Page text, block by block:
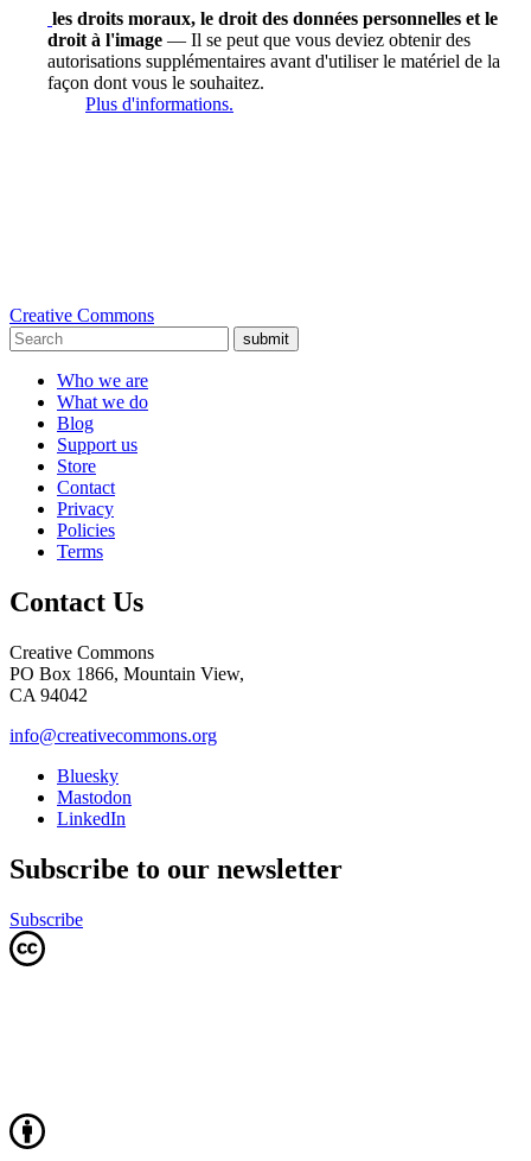
les droits moraux, le droit des données personnelles et le
droit à l'image — Il se peut que vous deviez obtenir des
autorisations supplémentaires avant d'utiliser le matériel de la
façon dont vous le souhaitez.
Plus d'informations.
Creative Commons
submit
Who we are
What we do
Blog
Support us
Store
Contact
Privacy
Policies
Terms
Contact Us
Creative Commons
PO Box 1866, Mountain View,
CA 94042
info@creativecommons.org
Bluesky
Mastodon
LinkedIn
Subscribe to our newsletter
Subscribe